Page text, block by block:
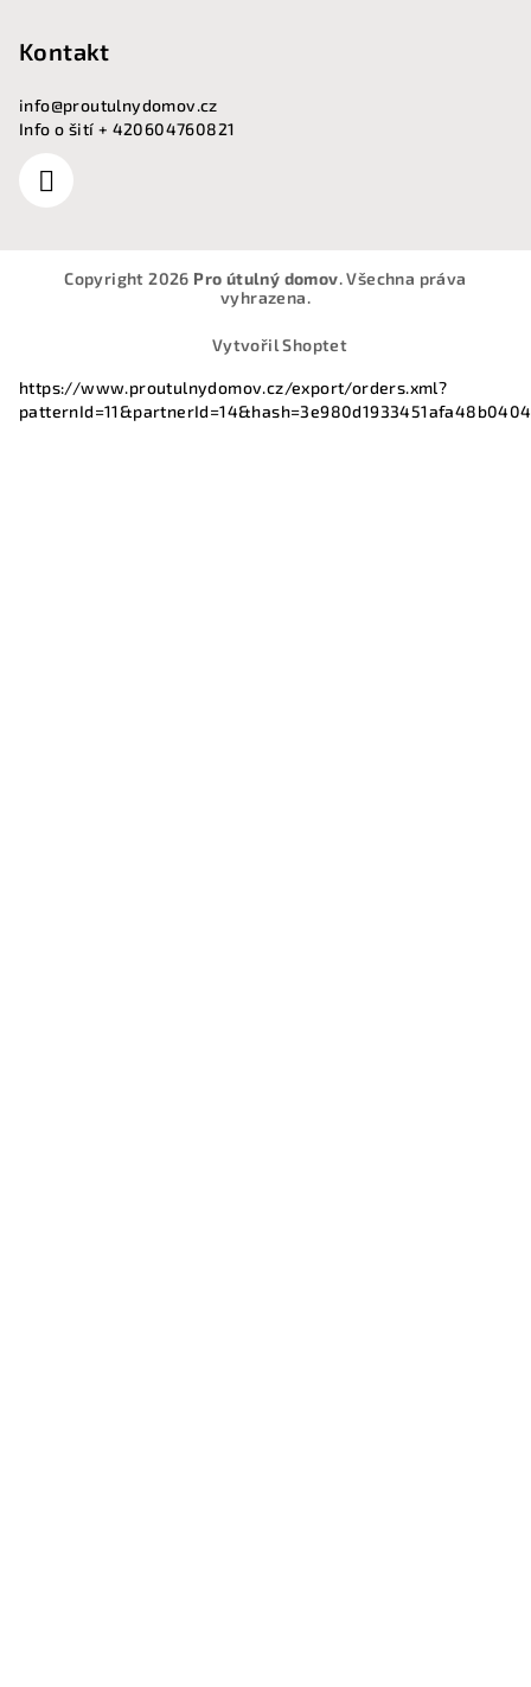
Kontakt
info@proutulnydomov.cz
Info o šití + 420604760821
Copyright 2026 Pro útulný domov. Všechna práva
vyhrazena.
Vytvořil Shoptet
https://www.proutulnydomov.cz/export/orders.xml?